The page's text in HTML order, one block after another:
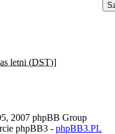
letni (DST)]
2007 phpBB Group
phpBB3 - phpBB3.PL